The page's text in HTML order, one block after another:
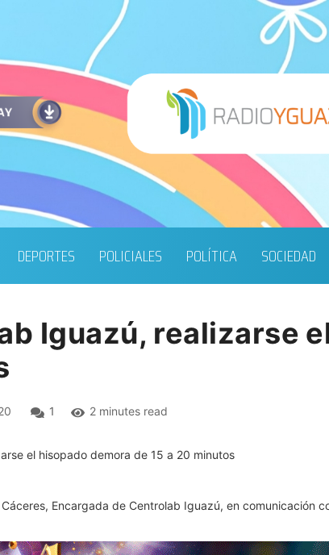
DEPORTES POLICIALES POLÍTICA SOCIEDAD
Iguazú, realizarse
1 2 minutes read
Encargada de Centrolab Iguazú, en comunicación